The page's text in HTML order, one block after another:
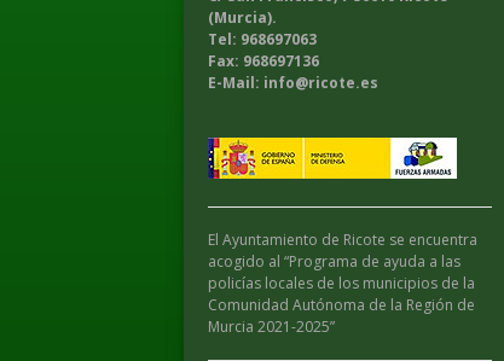
(Murcia).
Tel: 968697063
Fax: 968697136
E-Mail: info@ricote.es
El Ayuntamiento de Ricote se encuentra
acogido al “Programa de ayuda a las
policías locales de los municipios de la
Comunidad Autónoma de la Región de
Murcia 2021-2025”